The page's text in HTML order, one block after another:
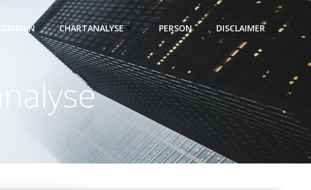
CHARTANALYSE PERSON DISCLAIMER